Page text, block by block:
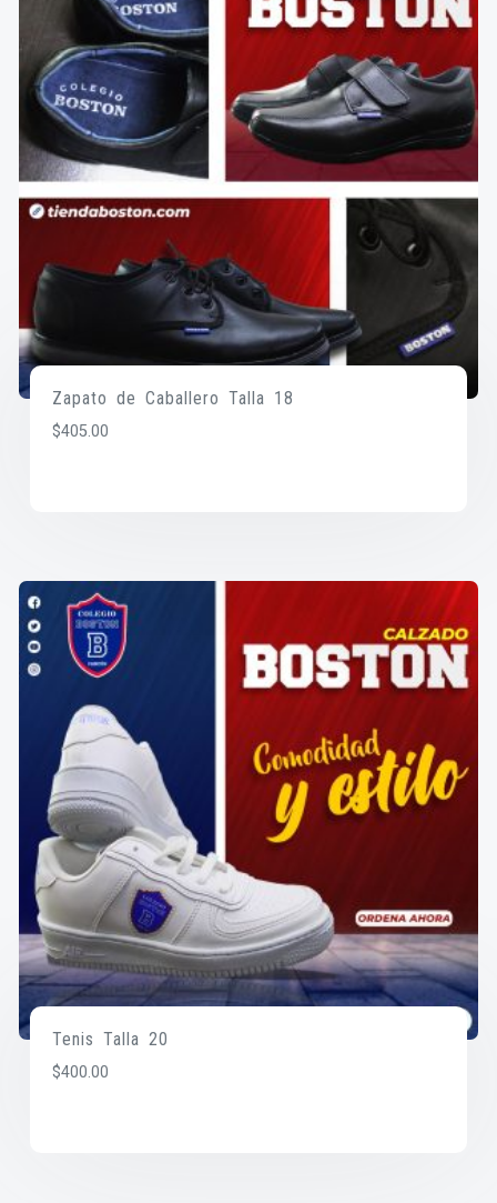
Zapato de Caballero Talla 18
$405.00
Tenis Talla 20
$400.00